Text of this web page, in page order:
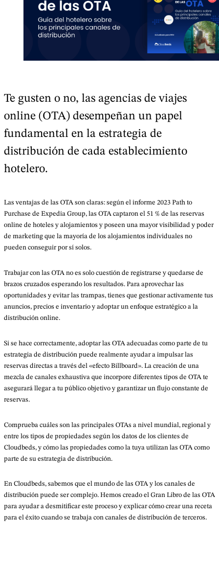
Te gusten o no, las agencias de viajes
online (OTA) desempeñan un papel
fundamental en la estrategia de
distribución de cada establecimiento
hotelero.
Las ventajas de las OTA son claras: según el informe 2023 Path to
Purchase de Expedia Group, las OTA captaron el 51 % de las reservas
online de hoteles y alojamientos y poseen una mayor visibilidad y poder
de marketing que la mayoría de los alojamientos individuales no
pueden conseguir por sí solos.
Trabajar con las OTA no es solo cuestión de registrarse y quedarse de
brazos cruzados esperando los resultados. Para aprovechar las
oportunidades y evitar las trampas, tienes que gestionar activamente tus
anuncios, precios e inventario y adoptar un enfoque estratégico a la
distribución online.
Si se hace correctamente, adoptar las OTA adecuadas como parte de tu
estrategia de distribución puede realmente ayudar a impulsar las
reservas directas a través del «efecto Billboard». La creación de una
mezcla de canales exhaustiva que incorpore diferentes tipos de OTA te
asegurará llegar a tu público objetivo y garantizar un flujo constante de
reservas.
Comprueba cuáles son las principales OTAs a nivel mundial, regional y
entre los tipos de propiedades según los datos de los clientes de
Cloudbeds, y cómo las propiedades como la tuya utilizan las OTA como
parte de su estrategia de distribución.
En Cloudbeds, sabemos que el mundo de las OTA y los canales de
distribución puede ser complejo. Hemos creado el Gran Libro de las OTA
para ayudar a desmitificar este proceso y explicar cómo crear una receta
para el éxito cuando se trabaja con canales de distribución de terceros.